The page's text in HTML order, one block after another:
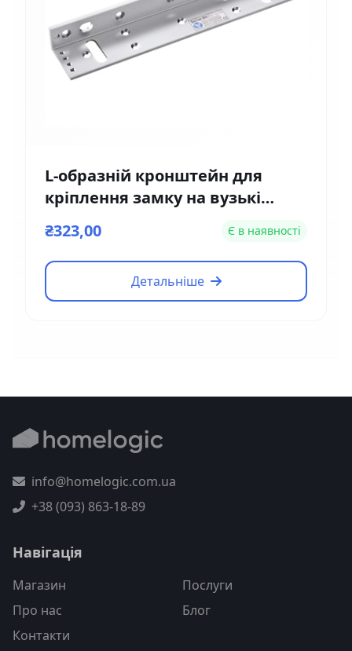
L-образній кронштейн для
кріплення замку на вузькі
₴323,00 Є в наявності
Детальніше
info@homelogic.com.ua
+38 (093) 863-18-89
Навігація
Магазин
Послуги
Про нас
Блог
Контакти